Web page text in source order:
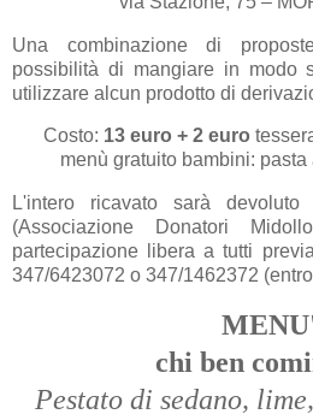
Una combinazione di
possibilità di mangiare in modo
utilizzare alcun prodotto di
Costo: 13 euro + 2 euro
menù gratuito bambini:
L'intero ricavato sarà
(Associazione Donatori
partecipazione libera a tutti
347/6423072 o 347/1462372
chi ben
Pestato di sedano,